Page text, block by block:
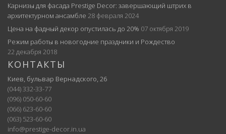
Карнизы для фасада Prestige Decor: завершающий штрих в
архитектурном ансамбле 28 февраля 2024
Цена на фадный декор опустилась до 20% 07 октября 2019
Режим работы в новогодние праздники и Рождество
22 декабря 2018
КОНТАКТЫ
Киев, бульвар Вернадского, 26
(044) 332-33-77
(096) 050-60-60
(066) 623-60-60
(063) 523-60-60
info@prestige-decor.in.ua